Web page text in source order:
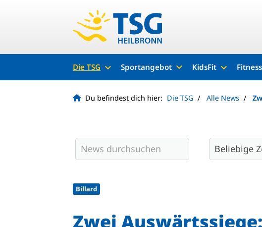
Die TSG Sportangebot KidsFit
Du befindest dich hier: Die TSG Alle News
Billard
Zwei